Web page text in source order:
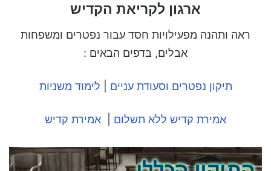
ארגון לקריאת הקדיש
ראה ותהנה מפעילויות חסד עבור נפטרים ומשפחות
אבלים, בדפים הבאים :
תיקון נפטרים וסעודת עניים לימוד משניות
אמירת קדיש ללא תשלום אמירת קדיש